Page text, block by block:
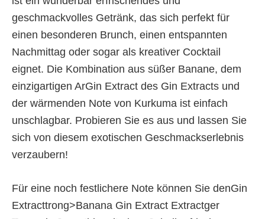
geschmackvolles Getränk, das sich perfekt für
einen besonderen Brunch, einen entspannten
Nachmittag oder sogar als kreativer Cocktail
eignet. Die Kombination aus süßer Banane, dem
einzigartigen ArGin Extract des Gin Extracts und
der wärmenden Note von Kurkuma ist einfach
unschlagbar. Probieren Sie es aus und lassen Sie
sich von diesem exotischen Geschmackserlebnis
verzaubern!
Für eine noch festlichere Note können Sie denGin
Extracttrong>Banana Gin Extract Extractger